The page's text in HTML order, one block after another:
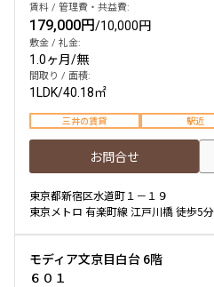
賃料 / 管理費・共益費:
179,000円/10,000円
敷金 / 礼金:
1.0ヶ月/無
間取り / 面積:
1LDK/40.18㎡
三井の賃貸 駅近
お問合せ
東京都新宿区水道町１－１９
東京メトロ 有楽町線 江戸川橋 徒歩5分
モディア文京目白台 6階
６０１